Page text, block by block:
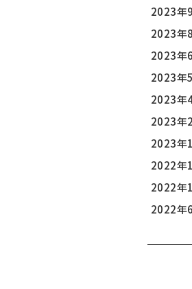
2023年
2023年
2023年
2023年
2023年
2023年
2023年
2022年
2022年
2022年